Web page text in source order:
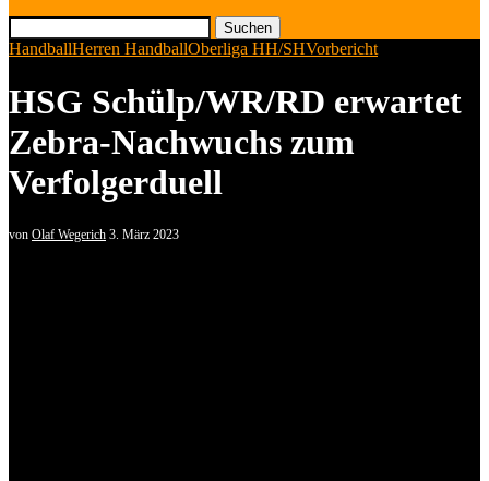
Suchen
HandballHerren HandballOberliga HH/SHVorbericht
HSG Schülp/WR/RD erwartet
Zebra-Nachwuchs zum
Verfolgerduell
von Olaf Wegerich 3. März 2023